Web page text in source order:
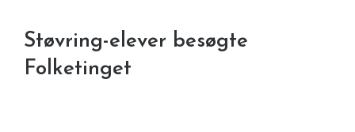
Støvring-elever besøgte
Folketinget